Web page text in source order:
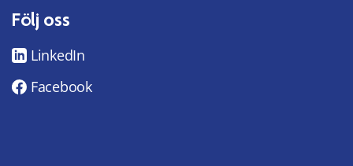
Följ oss
LinkedIn
Facebook